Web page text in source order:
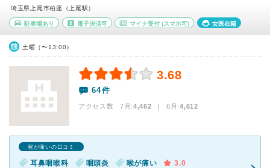
埼玉県上尾市柏座（上尾駅）
駐車場あり 電子決済可 マイナ受付 (スマホ可) 女医在籍
土曜（〜13:00）
3.68
64件
アクセス数 7月:4,462 | 6月:4,612
喉が痛いの口コミ
耳鼻咽喉科 咽頭炎 喉が痛い
3.0